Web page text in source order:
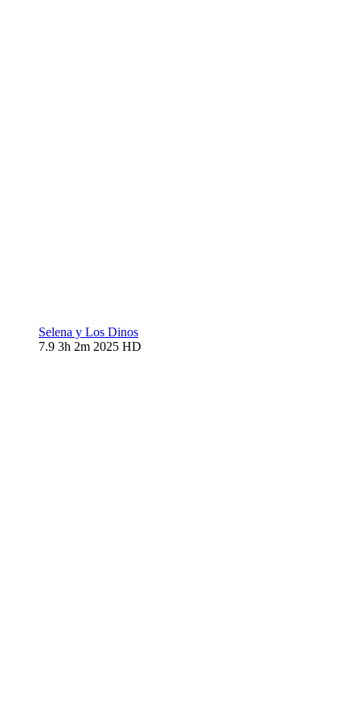
Selena y Los Dinos
7.9 3h 2m 2025 HD